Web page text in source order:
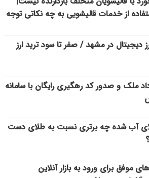
از خدمات قالیشویی به چه نکاتی توجه
دیجیتال در مشهد / صفر تا سود ترید ارز
ملک و صدور کد رهگیری رایگان با سامانه
آب شده چه برتری نسبت به طلای دست
موفق برای ورود به بازار آنلاین